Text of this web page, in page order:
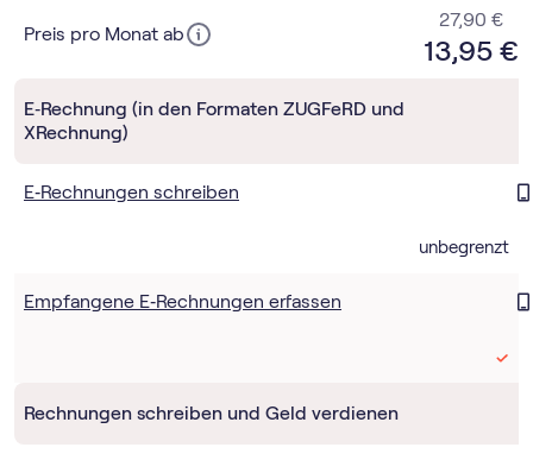
Preis pro Monat ab
27,90 €
13,95 €
E‑Rechnung (in den Formaten ZUGFeRD und
XRechnung)
E‑Rechnungen schreiben
unbegrenzt
Empfangene E‑Rechnungen erfassen
Rechnungen schreiben und Geld verdienen